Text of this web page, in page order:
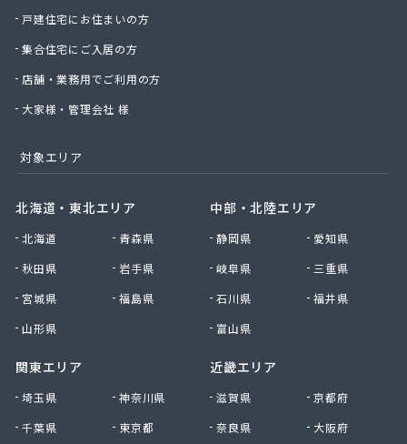
戸建住宅にお住まいの方
集合住宅にご入居の方
店舗・業務用でご利用の方
大家様・管理会社 様
対象エリア
北海道・東北エリア
北海道
青森県
秋田県
岩手県
宮城県
福島県
山形県
関東エリア
埼玉県
神奈川県
千葉県
東京都
中部・北陸エリア
静岡県
愛知県
岐阜県
三重県
石川県
福井県
富山県
近畿エリア
滋賀県
京都府
奈良県
大阪府